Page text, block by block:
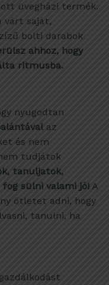
üvegházi termék.
várt saját,
bolti darabok
ahhoz, hogy
ritmusba.
nyugodtan
az
és nem
tudjátok
tanuljatok,
sülni valami jó! A
ötletet adni, hogy
tanulni, ha